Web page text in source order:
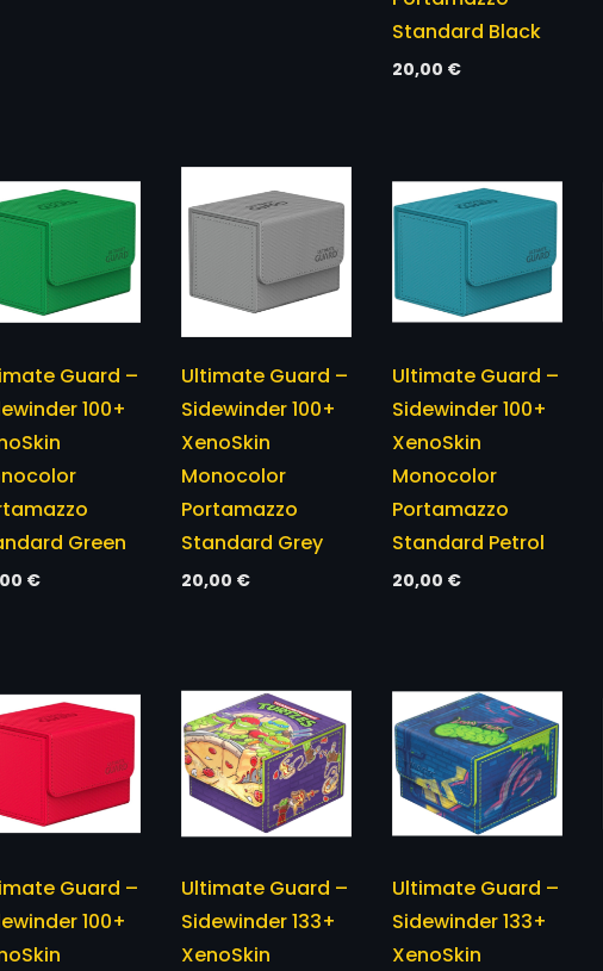
Standard Black
20,00 €
Guard –
100+
Green
€
Ultimate Guard –
Sidewinder 100+
XenoSkin
Monocolor
Portamazzo
Standard Grey
20,00 €
Ultimate Guard –
Sidewinder 100+
XenoSkin
Monocolor
Portamazzo
Standard Petrol
20,00 €
Guard –
100+
Ultimate Guard –
Sidewinder 133+
XenoSkin
Ultimate Guard –
Sidewinder 133+
XenoSkin